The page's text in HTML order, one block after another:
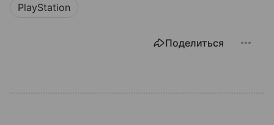
PlayStation
Поделиться